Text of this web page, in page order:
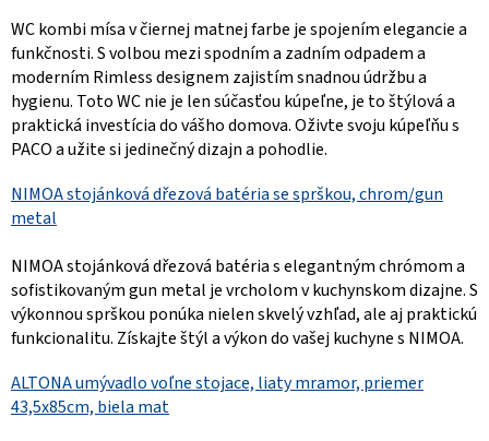
WC kombi mísa v čiernej matnej farbe je spojením elegancie a
funkčnosti. S volbou mezi spodním a zadním odpadem a
moderním Rimless designem zajistím snadnou údržbu a
hygienu. Toto WC nie je len súčasťou kúpeľne, je to štýlová a
praktická investícia do vášho domova. Oživte svoju kúpeľňu s
PACO a užite si jedinečný dizajn a pohodlie.
NIMOA stojánková dřezová batéria se sprškou, chrom/gun
metal
NIMOA stojánková dřezová batéria s elegantným chrómom a
sofistikovaným gun metal je vrcholom v kuchynskom dizajne. S
výkonnou sprškou ponúka nielen skvelý vzhľad, ale aj praktickú
funkcionalitu. Získajte štýl a výkon do vašej kuchyne s NIMOA.
ALTONA umývadlo voľne stojace, liaty mramor, priemer
43,5x85cm, biela mat